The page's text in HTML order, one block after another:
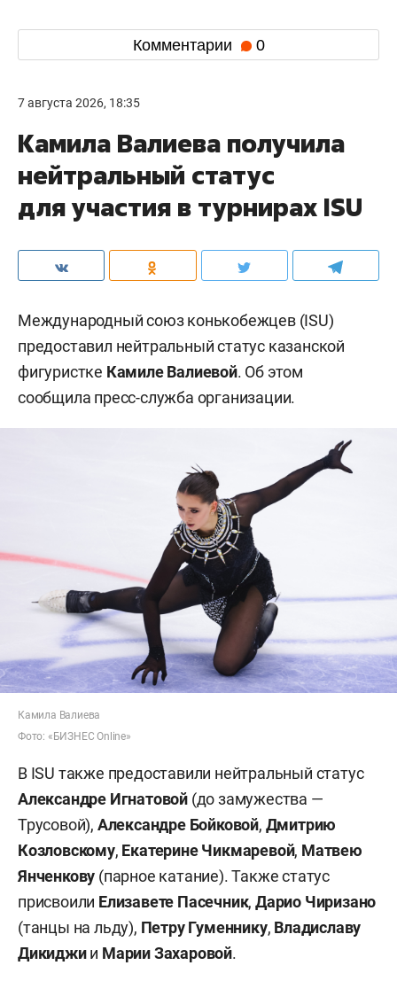
Комментарии 0
7 августа 2026, 18:35
Камила Валиева получила
нейтральный статус
для участия в турнирах ISU
Международный союз конькобежцев (ISU)
предоставил нейтральный статус казанской
фигуристке Камиле Валиевой. Об этом
сообщила пресс-служба организации.
Камила Валиева
Фото: «БИЗНЕС Online»
В ISU также предоставили нейтральный статус
Александре Игнатовой (до замужества —
Трусовой), Александре Бойковой, Дмитрию
Козловскому, Екатерине Чикмаревой, Матвею
Янченкову (парное катание). Также статус
присвоили Елизавете Пасечник,Дарио Чиризано
(танцы на льду), Петру Гуменнику, Владиславу
Дикиджии Марии Захаровой.